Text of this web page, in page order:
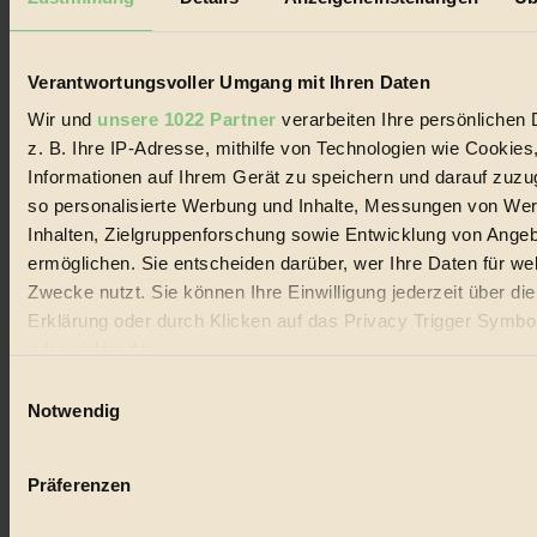
Verantwortungsvoller Umgang mit Ihren Daten
Wir und unsere 1022 Partner verarbeiten Ihre persönlichen
z. B. Ihre IP-Adresse, mithilfe von Technologien wie
Informationen auf Ihrem Gerät zu speichern und darauf
so personalisierte Werbung und Inhalte, Messungen von
Inhalten, Zielgruppenforschung sowie Entwicklung von
ermöglichen. Sie entscheiden darüber, wer Ihre Daten für
Zwecke nutzt. Sie können Ihre Einwilligung jederzeit über
Erklärung oder durch Klicken auf das Privacy Trigger
Wenn Sie es erlauben, würden wir auch gerne:
Ihr Gerät durch aktives Scannen nach bestimmten
Notwendig
Präferenzen
Biorama steht für einen nachhaltigen Lebensstil und bewussten
Lebenswandel. Es ist eine moderne Plattform für Ideen, Menschen
Handels mit Bioprodukten, des Fair-Trade sowie der Branche
alternativer Energien.
Social Media
22.601 Fans auf Facebook
3.415 Follower auf Twitter
Folge uns auf Instagram
Themen
Bio
Vegan